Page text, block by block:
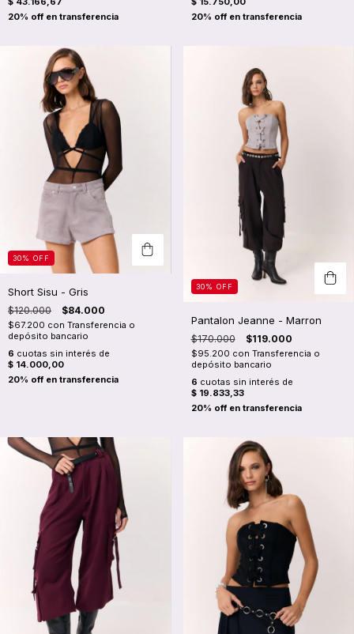
30% OFF
Short Sisu - Gris
$120.000 $84.000
$67.200 con Transferencia o
depósito bancario
6 cuotas sin interés de
$ 14.000,00
30% OFF
Pantalon Jeanne - Marron
$170.000 $119.000
$95.200 con Transferencia o
depósito bancario
6 cuotas sin interés de
$ 19.833,33